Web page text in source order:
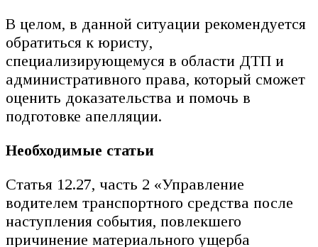
В целом, в данной ситуации рекомендуется
обратиться к юристу,
специализирующемуся в области ДТП и
административного права, который сможет
оценить доказательства и помочь в
подготовке апелляции.
Необходимые статьи
Статья 12.27, часть 2 «Управление
водителем транспортного средства после
наступления события, повлекшего
причинение материального ущерба